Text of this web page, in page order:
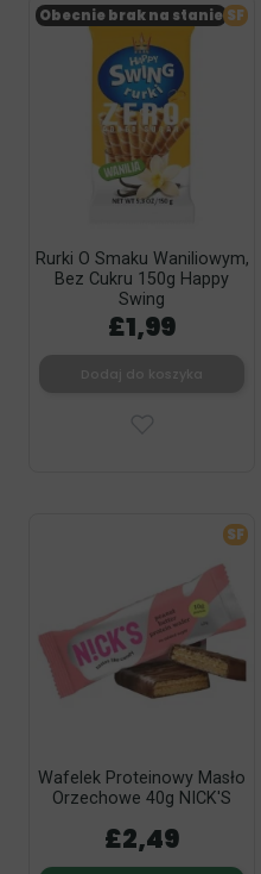
Rurki O Smaku Waniliowym,
Bez Cukru 150g Happy
Swing
£1,99
Obecnie brak na stanie SF
Wafelek Proteinowy Masło
Orzechowe 40g NICK'S
£2,49
SF